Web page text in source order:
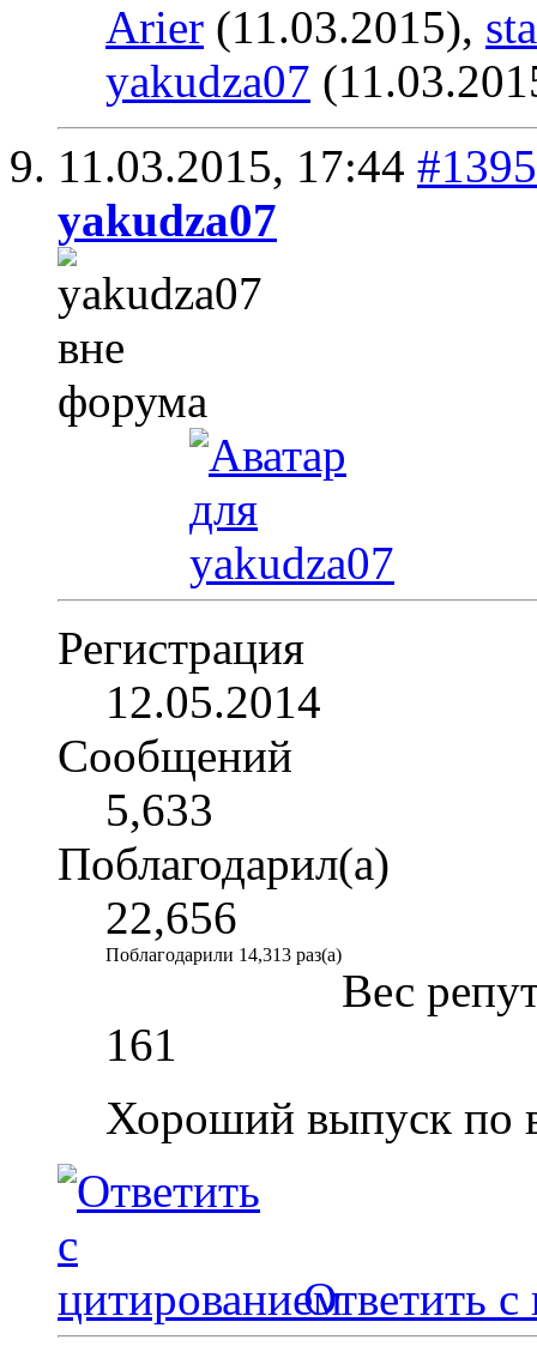
Arier (11.03.2015),
yakudza07
11.03.2015, 17:44 #1395
yakudza07
Регистрация
12.05.2014
Сообщений
5,633
Поблагодарил(а)
22,656
Поблагодарили 14,313 раз(а)
Вес
161
Хороший выпуск по
Ответить с